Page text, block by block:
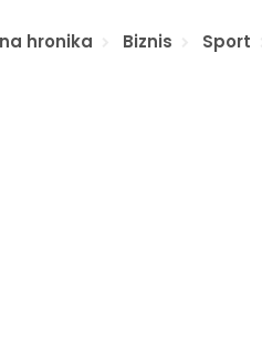
hronika Biznis Sport